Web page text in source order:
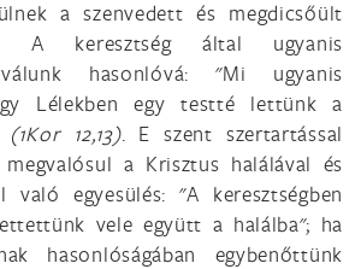
a szenvedett és megdicsőült
A keresztség által ugyanis
hasonlóvá: "Mi ugyanis
Lélekben egy testté lettünk a
(1Kor 12,13). E szent szertartással
a Krisztus halálával és
való egyesülés: "A keresztségben
vele együtt a halálba"; ha
hasonlóságában egybenőttünk